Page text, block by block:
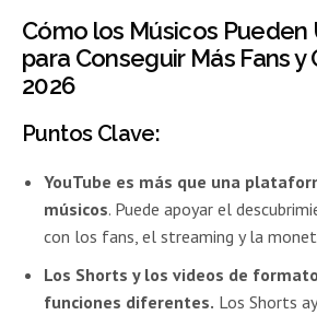
Cómo los Músicos Pueden
para Conseguir Más Fans y
2026
Puntos Clave:
YouTube es más que una
músicos. Puede apoyar el
con los fans, el streaming y la
Los Shorts y los videos de
funciones diferentes. Los Shorts